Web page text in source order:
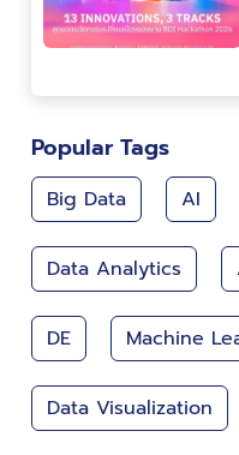
Popular Tags
Big Data AI
Data Analytics
DE Machine
Data Visualization